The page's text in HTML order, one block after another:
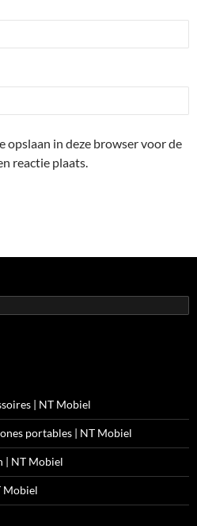
opslaan in deze browser voor de
reactie plaats.
| NT Mobiel
portables | NT Mobiel
| NT Mobiel
Mobiel